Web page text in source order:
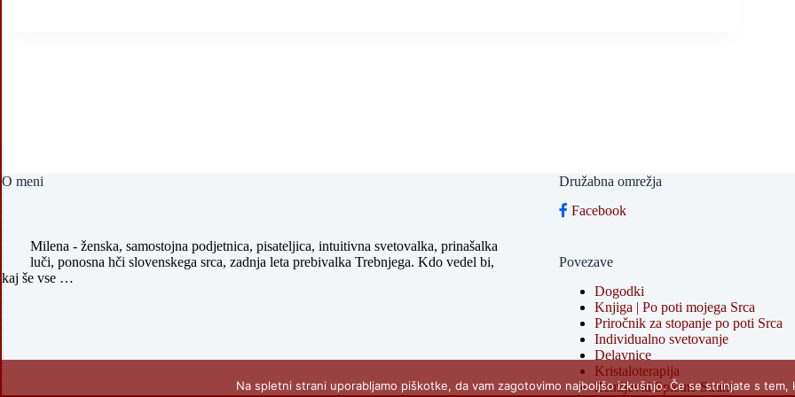
O meni
Milena - ženska, samostojna podjetnica, pisateljica, intuitivna svetovalka, prinašalka
luči, ponosna hči slovenskega srca, zadnja leta prebivalka Trebnjega. Kdo vedel bi,
kaj še vse …
Družabna omrežja
Facebook
Povezave
Dogodki
Knjiga | Po poti mojega Srca
Priročnik za stopanje po poti Srca
Individualno svetovanje
Delavnice
Kristaloterapija
Zemljevid Spletne Strani
Na spletni strani uporabljamo piškotke, da vam zagotovimo najboljšo izkušnjo. Če se strinjate s tem,